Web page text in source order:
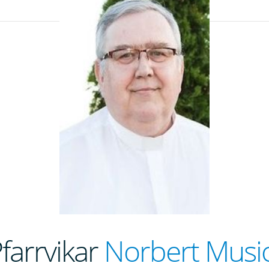
Norbert